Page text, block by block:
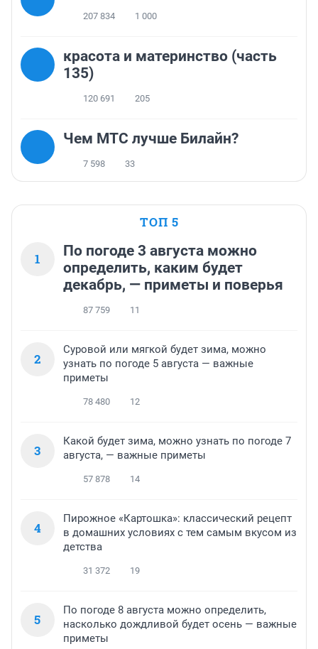
207 834 1 000
красота и материнство (часть
135)
120 691 205
Чем МТС лучше Билайн?
7 598 33
ТОП 5
1
По погоде 3 августа можно
определить, каким будет
декабрь, — приметы и поверья
87 759 11
2
Суровой или мягкой будет зима, можно
узнать по погоде 5 августа — важные
приметы
78 480 12
3
Какой будет зима, можно узнать по погоде 7
августа, — важные приметы
57 878 14
4
Пирожное «Картошка»: классический рецепт
в домашних условиях с тем самым вкусом из
детства
31 372 19
5
По погоде 8 августа можно определить,
насколько дождливой будет осень — важные
приметы